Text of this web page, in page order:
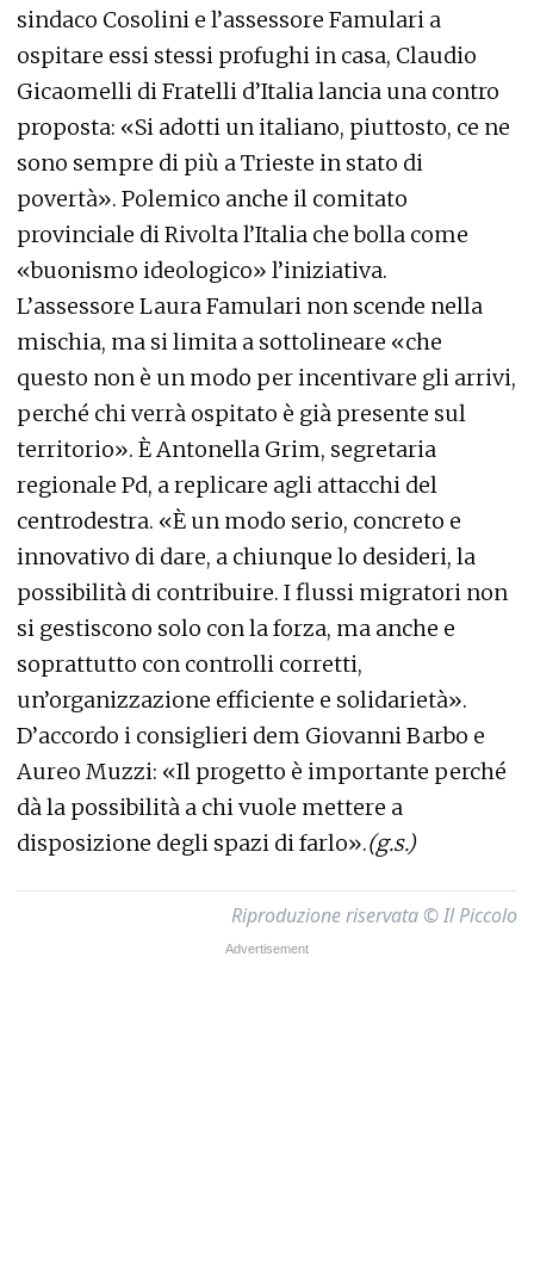
sindaco Cosolini e l’assessore Famulari a
ospitare essi stessi profughi in casa, Claudio
Gicaomelli di Fratelli d’Italia lancia una contro
proposta: «Si adotti un italiano, piuttosto, ce ne
sono sempre di più a Trieste in stato di
povertà». Polemico anche il comitato
provinciale di Rivolta l’Italia che bolla come
«buonismo ideologico» l’iniziativa.
L’assessore Laura Famulari non scende nella
mischia, ma si limita a sottolineare «che
questo non è un modo per incentivare gli arrivi,
perché chi verrà ospitato è già presente sul
territorio». È Antonella Grim, segretaria
regionale Pd, a replicare agli attacchi del
centrodestra. «È un modo serio, concreto e
innovativo di dare, a chiunque lo desideri, la
possibilità di contribuire. I flussi migratori non
si gestiscono solo con la forza, ma anche e
soprattutto con controlli corretti,
un’organizzazione efficiente e solidarietà».
D’accordo i consiglieri dem Giovanni Barbo e
Aureo Muzzi: «Il progetto è importante perché
dà la possibilità a chi vuole mettere a
disposizione degli spazi di farlo».(g.s.)
Riproduzione riservata © Il Piccolo